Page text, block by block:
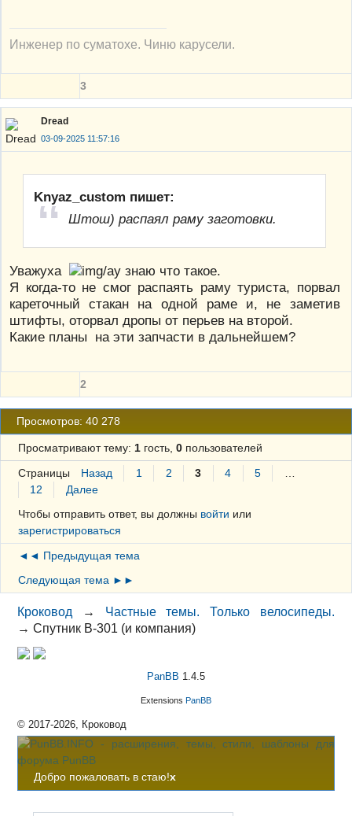
Инженер по суматохе. Чиню карусели.
3
Dread
03-09-2025 11:57:16
Knyaz_custom пишет:
Штош) распаял раму заготовки.
Уважуха
знаю что такое.
Я когда-то не смог распаять раму туриста, порвал
кареточный стакан на одной раме и, не заметив
штифты, оторвал дропы от перьев на второй.
Какие планы на эти запчасти в дальнейшем?
2
Просмотров: 40 278
Просматривают тему: 1гость, 0пользователей
Страницы Назад 1 2 3 4 5
12
Далее
Чтобы отправить ответ, вы должны войти или
зарегистрироваться
◄◄ Предыдущая тема
Следующая тема ►►
Кроковод → Частные темы. Только велосипеды.
→Спутник В-301 (и компания)
PanBB 1.4.5
Extensions PanBB
© 2017-2026, Кроковод
Добро пожаловать в стаю!x